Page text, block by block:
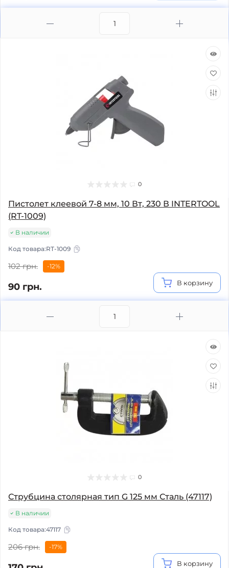
0
Пистолет клеевой 7-8 мм, 10 Вт, 230 В INTERTOOL
(RT-1009)
В наличии
Код товара:RT-1009
102 грн. -12%
90 грн. В корзину
0
Струбцина столярная тип G 125 мм Сталь (47117)
В наличии
Код товара:47117
206 грн. -17%
В корзину